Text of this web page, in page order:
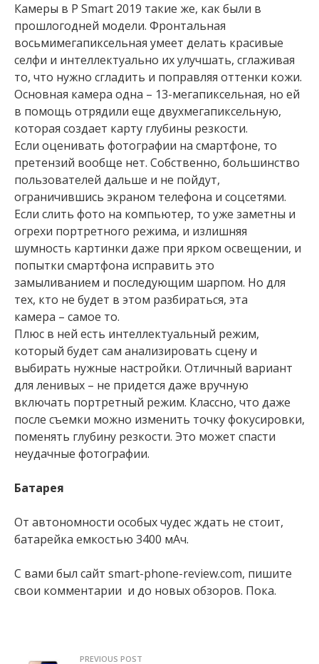
Камеры в P Smart 2019 такие же, как были в
прошлогодней модели. Фронтальная
восьмимегапиксельная умеет делать красивые
селфи и интеллектуально их улучшать, сглаживая
то, что нужно сгладить и поправляя оттенки кожи.
Основная камера одна – 13-мегапиксельная, но ей
в помощь отрядили еще двухмегапиксельную,
которая создает карту глубины резкости.
Если оценивать фотографии на смартфоне, то
претензий вообще нет. Собственно, большинство
пользователей дальше и не пойдут,
ограничившись экраном телефона и соцсетями.
Если слить фото на компьютер, то уже заметны и
огрехи портретного режима, и излишняя
шумность картинки даже при ярком освещении, и
попытки смартфона исправить это
замыливанием и последующим шарпом. Но для
тех, кто не будет в этом разбираться, эта
камера – самое то.
Плюс в ней есть интеллектуальный режим,
который будет сам анализировать сцену и
выбирать нужные настройки. Отличный вариант
для ленивых – не придется даже вручную
включать портретный режим. Классно, что даже
после съемки можно изменить точку фокусировки,
поменять глубину резкости. Это может спасти
неудачные фотографии.
Батарея
От автономности особых чудес ждать не стоит,
батарейка емкостью 3400 мАч.
С вами был сайт smart-phone-review.com, пишите
свои комментарии и до новых обзоров. Пока.
PREVIOUS POST